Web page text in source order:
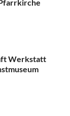
Werkstatt